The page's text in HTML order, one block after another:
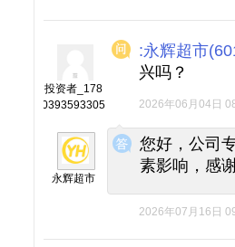
投资者_178
0393593305
:永辉超市
兴吗？
2026年06月04日
◆
◆
永辉超市
您好，公司
素影响，感
2026年07月16日